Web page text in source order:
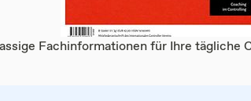
Fachinformationen für Ihre tägliche